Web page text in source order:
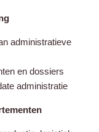
administratieve
en dossiers
administratie